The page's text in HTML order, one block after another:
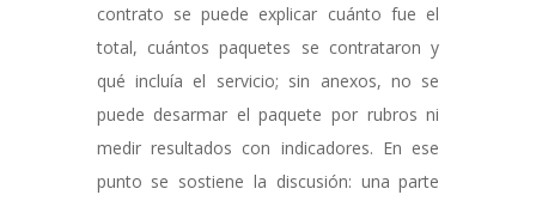
contrato se puede explicar cuánto fue el
total, cuántos paquetes se contrataron y
qué incluía el servicio; sin anexos, no se
puede desarmar el paquete por rubros ni
medir resultados con indicadores. En ese
punto se sostiene la discusión: una parte